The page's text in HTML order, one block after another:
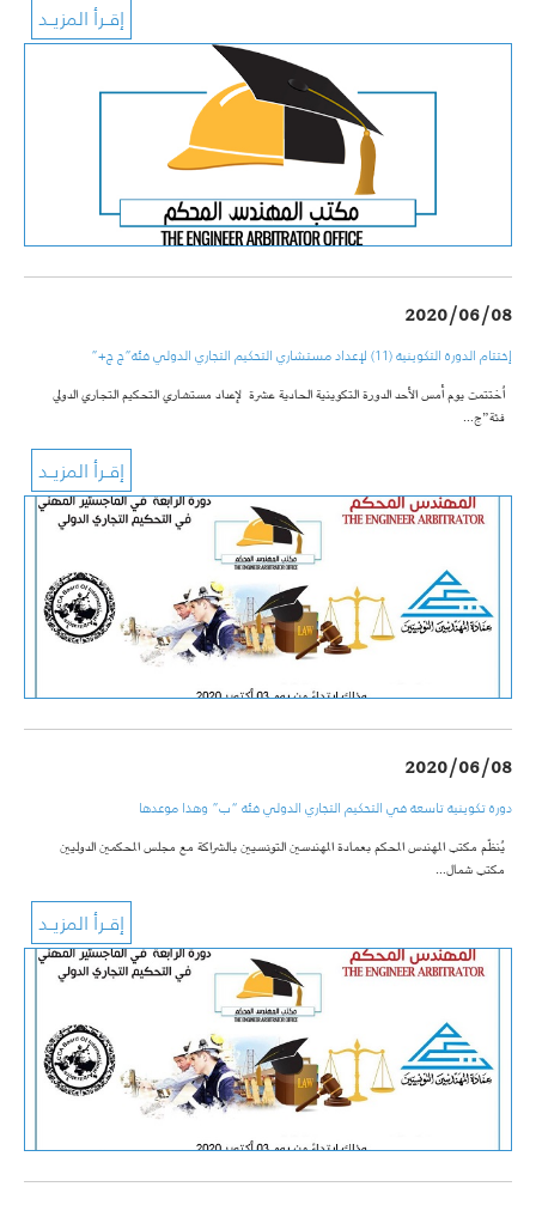
2020/06/08
إختتام الدورة التكوينية (11) لإعداد مستشاري التحكيم التجاري الدولي فئة”ج ج+”
اُختتمت يوم أمس الأحد الدورة التكوينية الحادية عشرة لإعداد مستشاري التحكيم التجاري الدولي
فئة”ج…
2020/06/08
دورة تكوينية تاسعة في التحكيم التجاري الدولي فئة “ب” وهذا موعدها
يُنظّم مكتب المهندس المحكم بعمادة المهندسين التونسيين بالشراكة مع مجلس المحكمين الدوليين
مكتب شمال…